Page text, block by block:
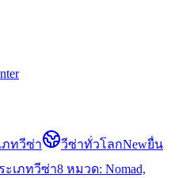
ภทวีซ่า วีซ่าทั่วโลกNewยื่น
ะเภทวีซ่า8 หมวด: Nomad,